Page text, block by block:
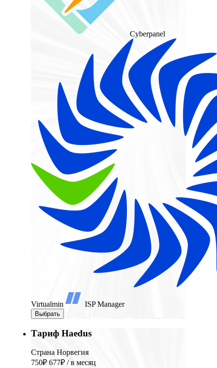
Cyberpanel
Virtualmin ISP Manager
Выбрать
Тариф Haedus
Страна Норвегия
750₽ 677₽ / в месяц